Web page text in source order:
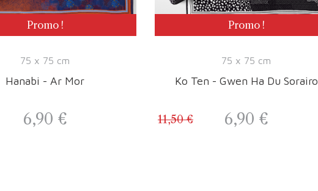
Promo !
75 x 75 cm
Hanabi - Ar Mor
Prix
6,90 €Prix de base
Promo !
75 x 75 cm
Ko Ten - Gwen Ha Du Sorairo
Prix
6,90 €Prix de base
11,50 €